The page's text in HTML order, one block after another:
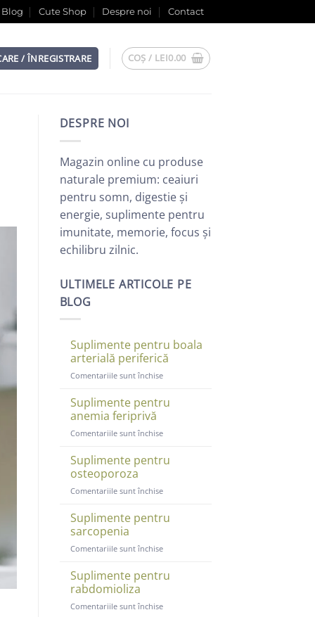
Blog Cute Shop Despre noi Contact
/ ÎNREGISTRARE COȘ / LEI0.00
DESPRE NOI
Magazin online cu produse
naturale premium: ceaiuri
pentru somn, digestie și
energie, suplimente pentru
imunitate, memorie, focus și
echilibru zilnic.
ULTIMELE ARTICOLE PE
BLOG
Suplimente pentru boala
arterială periferică
Comentariile sunt închisepentru
pentru
periferică
Suplimente pentru
anemia feriprivă
Comentariile sunt închisepentru
pentru
Suplimente pentru
osteoporoza
Comentariile sunt închisepentru
pentru
Suplimente pentru
sarcopenia
Comentariile sunt închisepentru
pentru
Suplimente pentru
rabdomioliza
Comentariile sunt închisepentru